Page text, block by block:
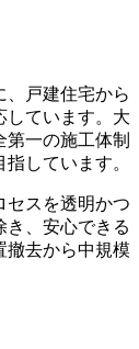
、戸建住宅から
しています。大
一の施工体制
しています。
セスを透明かつ
き、安心できる
撤去から中規模